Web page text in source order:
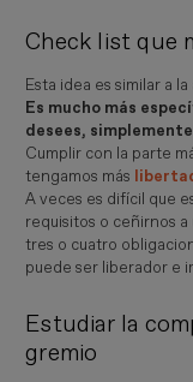
Check list que
Esta idea es similar a
Es mucho más
desees,
Cumplir con la parte
tengamos más
A veces es difícil que
requisitos o ceñirnos
tres o cuatro
puede ser liberador e
Estudiar la
gremio